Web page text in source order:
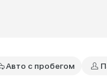
Авто с пробегом